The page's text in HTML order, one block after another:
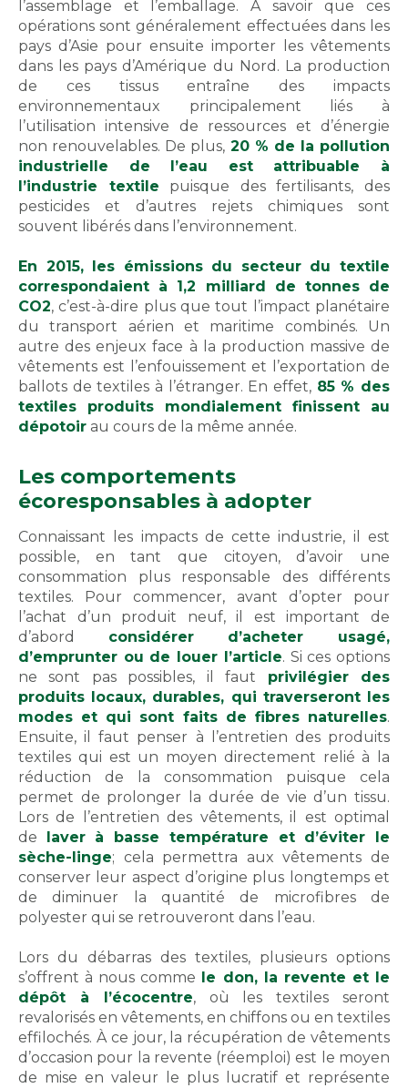
l’assemblage et l’emballage. À savoir que ces
opérations sont généralement effectuées dans les
pays d’Asie pour ensuite importer les vêtements
dans les pays d’Amérique du Nord. La production
de ces tissus entraîne des impacts
environnementaux principalement liés à
l’utilisation intensive de ressources et d’énergie
non renouvelables. De plus, 20 % de la pollution
industrielle de l’eau est attribuable à
l’industrie textile
puisque des fertilisants, des
pesticides et d’autres rejets chimiques sont
souvent libérés dans l’environnement.
En 2015, les émissions du secteur du textile
correspondaient à 1,2 milliard de tonnes de
CO2, c’est-à-dire plus que tout l’impact planétaire
du transport aérien et maritime combinés. Un
autre des enjeux face à la production massive de
vêtements est l’enfouissement et l’exportation de
ballots de textiles à l’étranger. En effet, 85 % des
textiles produits mondialement finissent au
dépotoir au cours de la même année.
Les comportements
écoresponsables à adopter
Connaissant les impacts de cette industrie, il est
possible, en tant que citoyen, d’avoir une
consommation plus responsable des différents
textiles. Pour commencer, avant d’opter pour
l’achat d’un produit neuf, il est important de
d’abord
considérer d’acheter usagé,
d’emprunter ou de louer l’article. Si ces options
ne sont pas possibles, il faut
privilégier des
produits locaux, durables, qui traverseront les
modes et qui sont faits de fibres naturelles.
Ensuite, il faut penser à l’entretien des produits
textiles qui est un moyen directement relié à la
réduction de la consommation puisque cela
permet de prolonger la durée de vie d’un tissu.
Lors de l’entretien des vêtements, il est optimal
de
laver à basse température et d’éviter le
sèche-linge; cela permettra aux vêtements de
conserver leur aspect d’origine plus longtemps et
de diminuer la quantité de microfibres de
polyester qui se retrouveront dans l’eau.
Lors du débarras des textiles, plusieurs options
s’offrent à nous comme
le don, la revente et le
dépôt à l’écocentre, où les textiles seront
revalorisés en vêtements, en chiffons ou en textiles
effilochés. À ce jour, la récupération de vêtements
d’occasion pour la revente (réemploi) est le moyen
de mise en valeur le plus lucratif et représente